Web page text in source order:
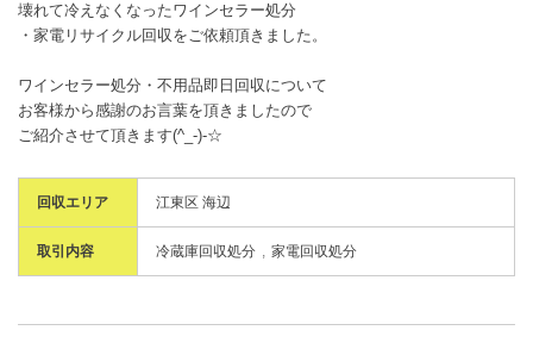
壊れて冷えなくなったワインセラー処分
・家電リサイクル回収をご依頼頂きました。
ワインセラー処分・不用品即日回収について
お客様から感謝のお言葉を頂きましたので
ご紹介させて頂きます(^_-)-☆
回収エリア 江東区 海辺
取引内容 冷蔵庫回収処分 家電回収処分